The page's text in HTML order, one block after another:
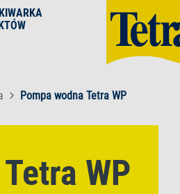
Pompa wodna Tetra WP
WP